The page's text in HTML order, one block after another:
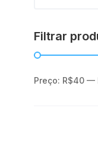
Filtrar
Preço: R$40 —